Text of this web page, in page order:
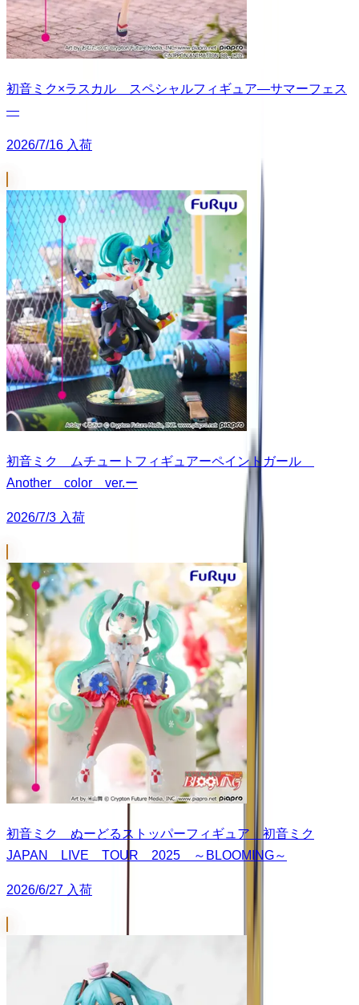
初音ミク×ラスカル スペシャルフィギュア―サマーフェス
―
2026/7/16 入荷
初音ミク ムチュートフィギュアーペイントガール
Another color ver.ー
2026/7/3 入荷
初音ミク ぬーどるストッパーフィギュア 初音ミク
JAPAN LIVE TOUR 2025 ～BLOOMING～
2026/6/27 入荷